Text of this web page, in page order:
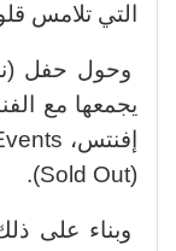
التي تلامس
وحول حفل
يجمعها مع
(Sold Out).
وبناء على